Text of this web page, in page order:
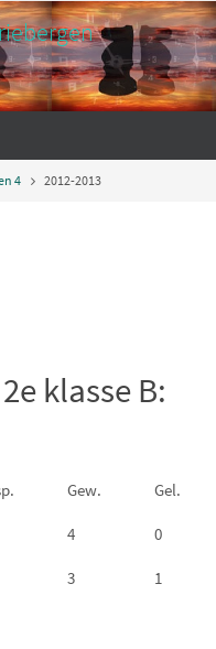
4 2012-2013
klasse B:
Gew. Gel.
4 0
3 1